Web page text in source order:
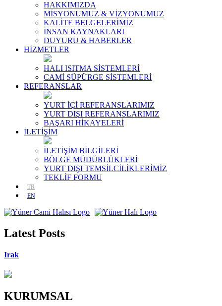
HAKKIMIZDA
MİSYONUMUZ & VİZYONUMUZ
KALİTE BELGELERİMİZ
İNSAN KAYNAKLARI
DUYURU & HABERLER
HİZMETLER
HALI ISITMA SİSTEMLERİ
CAMİ SÜPÜRGE SİSTEMLERİ
REFERANSLAR
YURT İÇİ REFERANSLARIMIZ
YURT DIŞI REFERANSLARIMIZ
BAŞARI HİKAYELERİ
İLETİŞİM
İLETİŞİM BİLGİLERİ
BÖLGE MÜDÜRLÜKLERİ
YURT DIŞI TEMSİLCİLİKLERİMİZ
TEKLİF FORMU
TR
EN
Latest Posts
Irak
KURUMSAL